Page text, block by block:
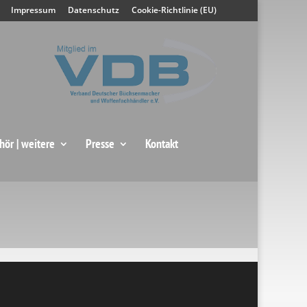
Impressum Datenschutz Cookie-Richtlinie (EU)
| weitere Presse Kontakt